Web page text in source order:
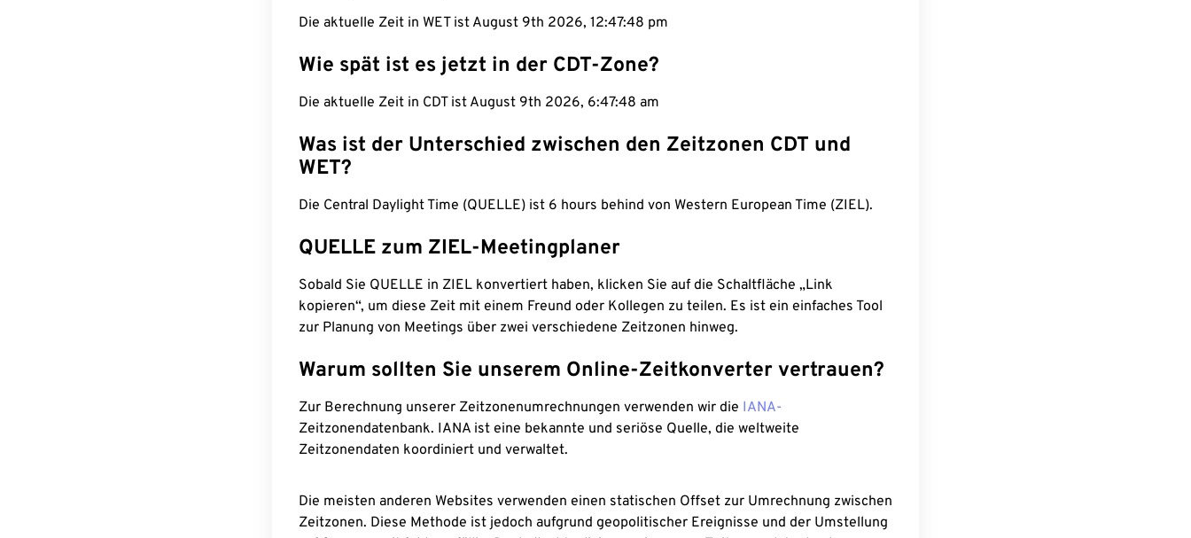
Die aktuelle Zeit in WET ist August 9th 2026, 12:47:49 pm
Wie spät ist es jetzt in der CDT-Zone?
Die aktuelle Zeit in CDT ist August 9th 2026, 6:47:49 am
Was ist der Unterschied zwischen den Zeitzonen CDT und
WET?
Die Central Daylight Time (QUELLE) ist 6 hours behind von Western European Time (ZIEL).
QUELLE zum ZIEL-Meetingplaner
Sobald Sie QUELLE in ZIEL konvertiert haben, klicken Sie auf die Schaltfläche „Link
kopieren“, um diese Zeit mit einem Freund oder Kollegen zu teilen. Es ist ein einfaches Tool
zur Planung von Meetings über zwei verschiedene Zeitzonen hinweg.
Warum sollten Sie unserem Online-Zeitkonverter vertrauen?
Zur Berechnung unserer Zeitzonenumrechnungen verwenden wir die IANA-
Zeitzonendatenbank. IANA ist eine bekannte und seriöse Quelle, die weltweite
Zeitzonendaten koordiniert und verwaltet.
Die meisten anderen Websites verwenden einen statischen Offset zur Umrechnung zwischen
Zeitzonen. Diese Methode ist jedoch aufgrund geopolitischer Ereignisse und der Umstellung